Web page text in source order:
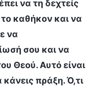
να τη δεχτείς
καθήκον και να
να
σου και να
Θεού. Αυτό είναι
πράξη. Ό,τι